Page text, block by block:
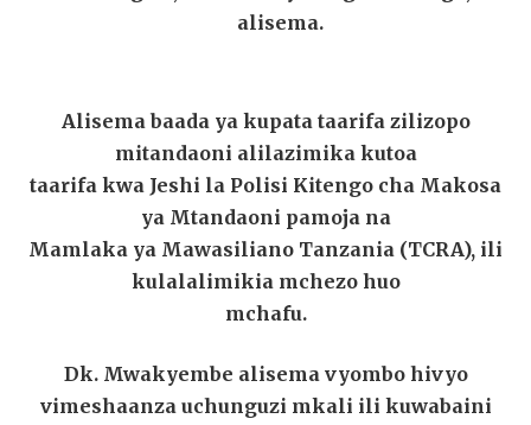
alisema.
Alisema baada ya kupata taarifa zilizopo
mitandaoni alilazimika kutoa
taarifa kwa Jeshi la Polisi Kitengo cha Makosa
ya Mtandaoni pamoja na
Mamlaka ya Mawasiliano Tanzania (TCRA), ili
kulalalimikia mchezo huo
mchafu.
Dk. Mwakyembe alisema vyombo hivyo
vimeshaanza uchunguzi mkali ili kuwabaini